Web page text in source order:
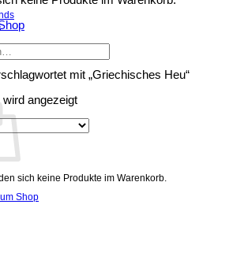
sich keine Produkte im Warenkorb.
Shop
mit „Griechisches Heu“
angezeigt